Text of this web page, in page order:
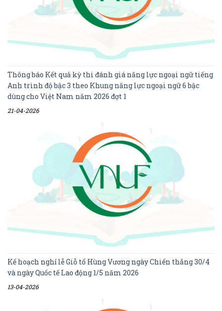
Thông báo Kết quả kỳ thi đánh giá năng lực ngoại ngữ tiếng
Anh trình độ bậc 3 theo Khung năng lực ngoại ngữ 6 bậc
dùng cho Việt Nam năm 2026 đợt 1
21-04-2026
Kế hoạch nghỉ lễ Giỗ tổ Hùng Vương ngày Chiến thắng 30/4
và ngày Quốc tế Lao động 1/5 năm 2026
13-04-2026